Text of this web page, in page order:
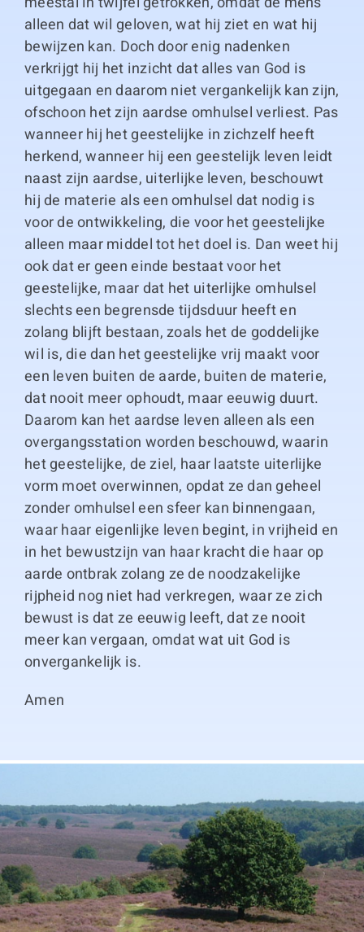
alleen dat wil geloven, wat hij ziet en wat hij
bewijzen kan. Doch door enig nadenken
verkrijgt hij het inzicht dat alles van God is
uitgegaan en daarom niet vergankelijk kan zijn,
ofschoon het zijn aardse omhulsel verliest. Pas
wanneer hij het geestelijke in zichzelf heeft
herkend, wanneer hij een geestelijk leven leidt
naast zijn aardse, uiterlijke leven, beschouwt
hij de materie als een omhulsel dat nodig is
voor de ontwikkeling, die voor het geestelijke
alleen maar middel tot het doel is. Dan weet hij
ook dat er geen einde bestaat voor het
geestelijke, maar dat het uiterlijke omhulsel
slechts een begrensde tijdsduur heeft en
zolang blijft bestaan, zoals het de goddelijke
wil is, die dan het geestelijke vrij maakt voor
een leven buiten de aarde, buiten de materie,
dat nooit meer ophoudt, maar eeuwig duurt.
Daarom kan het aardse leven alleen als een
overgangsstation worden beschouwd, waarin
het geestelijke, de ziel, haar laatste uiterlijke
vorm moet overwinnen, opdat ze dan geheel
zonder omhulsel een sfeer kan binnengaan,
waar haar eigenlijke leven begint, in vrijheid en
in het bewustzijn van haar kracht die haar op
aarde ontbrak zolang ze de noodzakelijke
rijpheid nog niet had verkregen, waar ze zich
bewust is dat ze eeuwig leeft, dat ze nooit
meer kan vergaan, omdat wat uit God is
onvergankelijk is.
Amen